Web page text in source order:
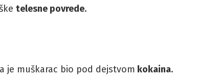
telesne povrede.
je muškarac bio pod dejstvom kokaina.